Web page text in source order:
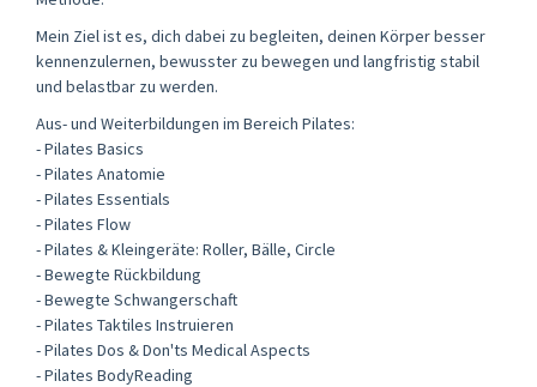
Mein Ziel ist es, dich dabei zu begleiten, deinen Körper besser
kennenzulernen, bewusster zu bewegen und langfristig stabil
und belastbar zu werden.
Aus- und Weiterbildungen im Bereich Pilates:
- Pilates Basics
- Pilates Anatomie
- Pilates Essentials
- Pilates Flow
- Pilates & Kleingeräte: Roller, Bälle, Circle
- Bewegte Rückbildung
- Bewegte Schwangerschaft
- Pilates Taktiles Instruieren
- Pilates Dos & Don'ts Medical Aspects
- Pilates BodyReading